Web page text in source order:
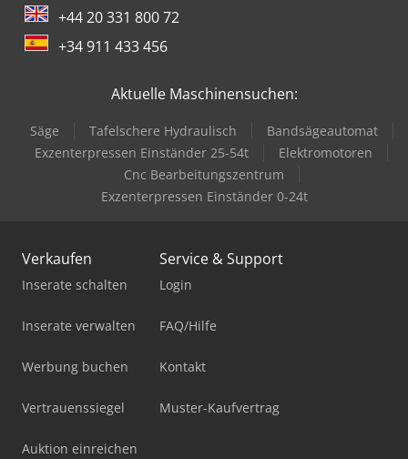
+44 20 331 800 72
+34 911 433 456
Aktuelle Maschinensuchen:
Säge Tafelschere Hydraulisch
Bandsägeautomat
Exzenterpressen Einständer 25-54t
Elektromotoren
Cnc Bearbeitungszentrum
Exzenterpressen Einständer 0-24t
Verkaufen
Inserate schalten
Inserate verwalten
Werbung buchen
Vertrauenssiegel
Auktion einreichen
Service & Support
Login
FAQ/Hilfe
Kontakt
Muster-Kaufvertrag